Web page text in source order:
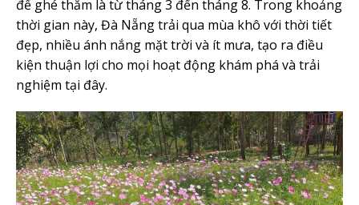
để ghé thăm là từ tháng 3 đến tháng 8. Trong khoảng
thời gian này, Đà Nẵng trải qua mùa khô với thời tiết
đẹp, nhiều ánh nắng mặt trời và ít mưa, tạo ra điều
kiện thuận lợi cho mọi hoạt động khám phá và trải
nghiệm tại đây.